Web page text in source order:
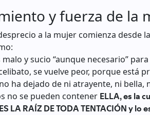
y fuerza de la
a la mujer comienza desde
malo y sucio “aunque necesario”
se vuelve peor, porque está
ha dejado de ni atrayente, ni bella,
no se pueden contener ELLA, es la
LA RAÍZ DE TODA TENTACIÓN y lo